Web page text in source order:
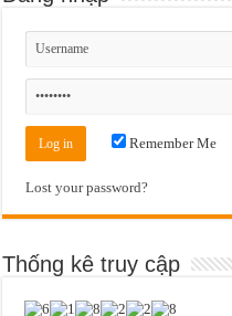
Remember Me
Lost your password?
Thống kê truy cập